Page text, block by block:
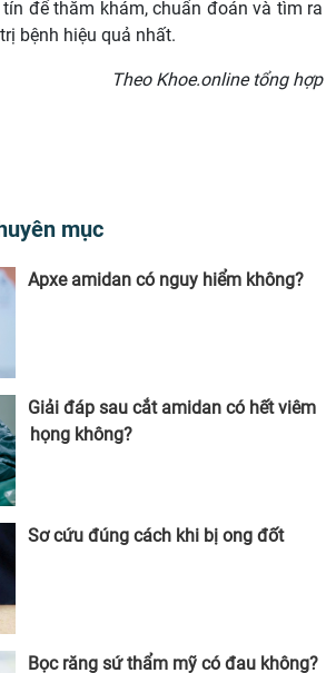
để thăm khám, chuẩn đoán và tìm ra
bệnh hiệu quả nhất.
Theo Khoe.online tổng hợp
mục
Apxe amidan có nguy hiểm không?
Giải đáp sau cắt amidan có hết viêm
họng không?
Sơ cứu đúng cách khi bị ong đốt
Bọc răng sứ thẩm mỹ có đau không?